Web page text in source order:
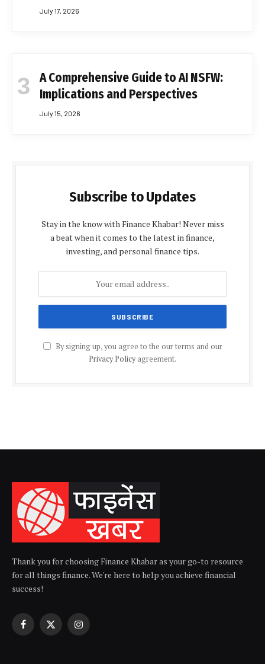
July 17, 2026
A Comprehensive Guide to AI NSFW:
Implications and Perspectives
July 15, 2026
Subscribe to Updates
Stay in the know with Finance Khabar! Never miss
a beat when it comes to the latest in finance,
investing, and personal finance tips.
By signing up, you agree to the our terms and our
Privacy Policyagreement.
Thank you for choosing Finance Khabar as your go-to resource
for all things finance. We're here to help you achieve financial
success!
Facebook
X
Instagram